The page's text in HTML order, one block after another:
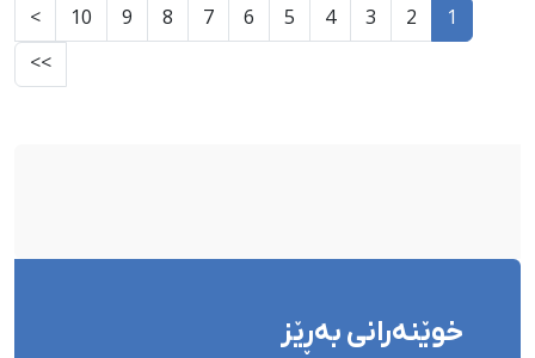
1
2
3
4
5
6
7
8
9
10
>
>>
خوێنەرانی بەڕێز